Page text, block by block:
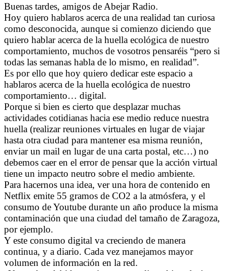
Buenas tardes, amigos de Abejar Radio.
Hoy quiero hablaros acerca de una realidad tan curiosa
como desconocida, aunque si comienzo diciendo que
quiero hablar acerca de la huella ecológica de nuestro
comportamiento, muchos de vosotros pensaréis “pero si
todas las semanas habla de lo mismo, en realidad”.
Es por ello que hoy quiero dedicar este espacio a
hablaros acerca de la huella ecológica de nuestro
comportamiento… digital.
Porque si bien es cierto que desplazar muchas
actividades cotidianas hacia ese medio reduce nuestra
huella (realizar reuniones virtuales en lugar de viajar
hasta otra ciudad para mantener esa misma reunión,
enviar un mail en lugar de una carta postal, etc…) no
debemos caer en el error de pensar que la acción virtual
tiene un impacto neutro sobre el medio ambiente.
Para hacernos una idea, ver una hora de contenido en
Netflix emite 55 gramos de CO2 a la atmósfera, y el
consumo de Youtube durante un año produce la misma
contaminación que una ciudad del tamaño de Zaragoza,
por ejemplo.
Y este consumo digital va creciendo de manera
continua, y a diario. Cada vez manejamos mayor
volumen de información en la red.